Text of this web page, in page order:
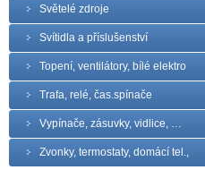
Světelé zdroje
Svítidla a příslušenství
Topení, ventilátory, bílé elektro
Trafa, relé, čas.spínače
Vypínače, zásuvky, vidlice, …
Zvonky, termostaty, domácí tel.,